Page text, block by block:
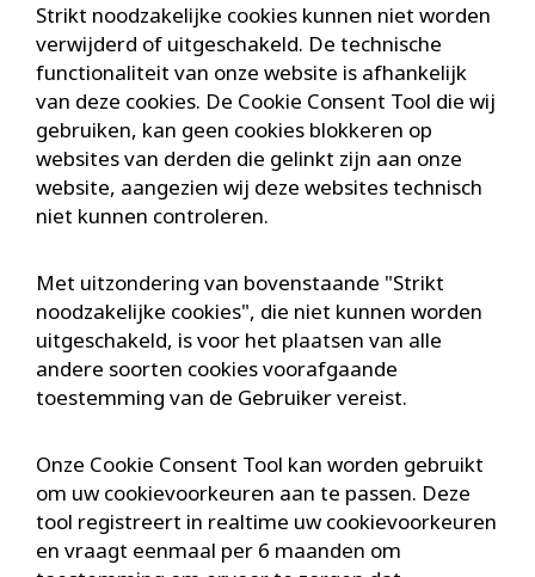
Strikt noodzakelijke cookies kunnen niet worden
verwijderd of uitgeschakeld. De technische
functionaliteit van onze website is afhankelijk
van deze cookies. De Cookie Consent Tool die wij
gebruiken, kan geen cookies blokkeren op
websites van derden die gelinkt zijn aan onze
website, aangezien wij deze websites technisch
niet kunnen controleren.
Met uitzondering van bovenstaande "Strikt
noodzakelijke cookies", die niet kunnen worden
uitgeschakeld, is voor het plaatsen van alle
andere soorten cookies voorafgaande
toestemming van de Gebruiker vereist.
Onze Cookie Consent Tool kan worden gebruikt
om uw cookievoorkeuren aan te passen. Deze
tool registreert in realtime uw cookievoorkeuren
en vraagt eenmaal per 6 maanden om